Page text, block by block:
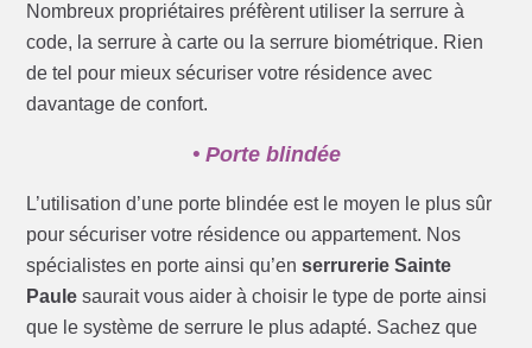
Nombreux propriétaires préfèrent utiliser la serrure à
code, la serrure à carte ou la serrure biométrique. Rien
de tel pour mieux sécuriser votre résidence avec
davantage de confort.
• Porte blindée
L’utilisation d’une porte blindée est le moyen le plus sûr
pour sécuriser votre résidence ou appartement. Nos
spécialistes en porte ainsi qu’enserrurerie Sainte
Paule saurait vous aider à choisir le type de porte ainsi
que le système de serrure le plus adapté. Sachez que